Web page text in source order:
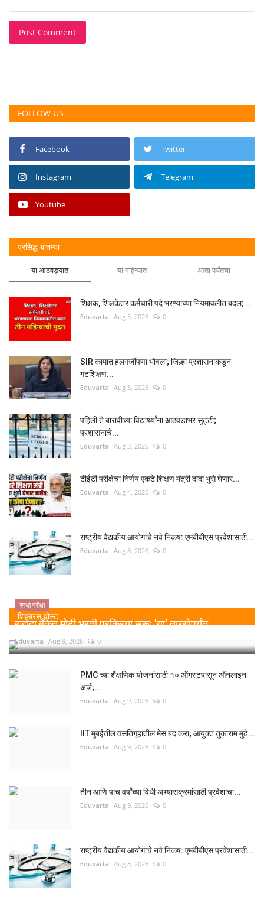
Post Comment
FOLLOW US
Facebook Twitter
Instagram Telegram
Youtube
प्रसिद्ध बातम्या
या आठवड्यात या महिन्यात आता पर्यंतचा
शिक्षक, शिक्षकेतर कर्मचारी पदे भरण्याच्या नियमावलीत बदल;...
Eduvarta Aug 5, 2026 0
SIR कामात हलगर्जीपणा भोवला; जिल्हा प्रशासनाकडून
गटशिक्षण...
Eduvarta Aug 3, 2026 0
पहिली ते बारावीच्या विद्यार्थ्यांना आठवडाभर सुट्टी;
प्रशासनाचे...
Eduvarta Aug 3, 2026 0
टीईटी परीक्षेचा निर्णय एकटे शिक्षण मंत्री दादा भुसे घेणार...
Eduvarta Aug 4, 2026 0
राष्ट्रीय वैद्यकीय आयोगाचे नवे निकष: एमबीबीएस प्रवेशासाठी...
Eduvarta Aug 8, 2026 0
शिफारस पोस्ट
स्पर्धा परीक्षा
बडोदा बँकेत मोठी भरती प्रक्रिया सुरू; 'या' तारखेपर्यंत...
Eduvarta Aug 9, 2026 0
PMC च्या शैक्षणिक योजनांसाठी १० ऑगस्टपासून ऑनलाइन
अर्ज;...
Eduvarta Aug 9, 2026 0
IIT मुंबईतील वसतिगृहातील मेस बंद करा; आयुक्त तुकाराम मुंढे...
Eduvarta Aug 9, 2026 0
तीन आणि पाच वर्षांच्या विधी अभ्यासक्रमांसाठी प्रवेशाचा...
Eduvarta Aug 9, 2026 0
राष्ट्रीय वैद्यकीय आयोगाचे नवे निकष: एमबीबीएस प्रवेशासाठी...
Eduvarta Aug 8, 2026 0